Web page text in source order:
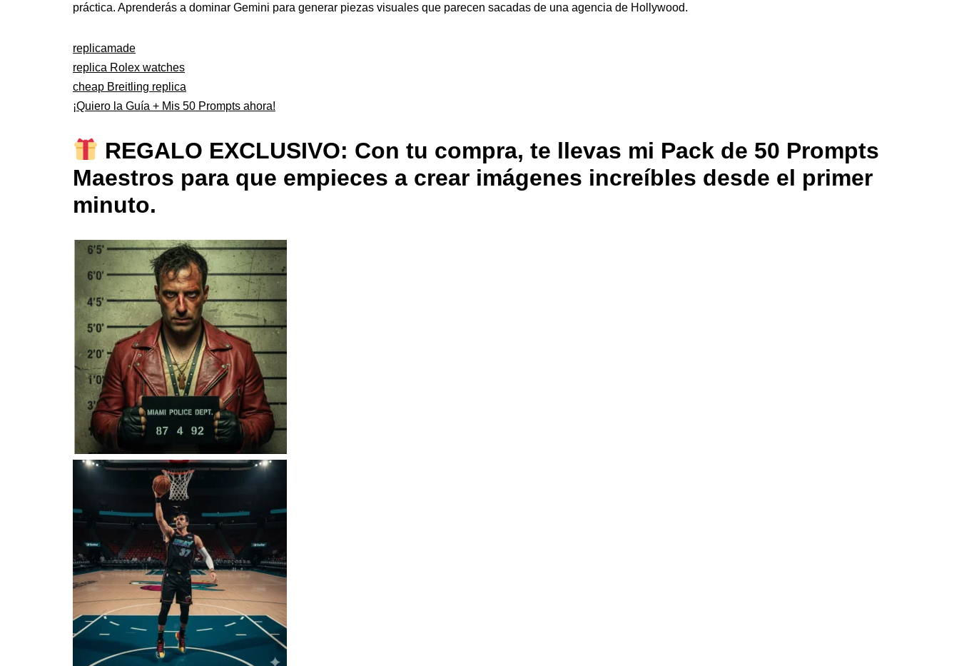
práctica. Aprenderás a dominar Gemini para generar piezas visuales que parecen sacadas de una agencia de Hollywood.
replicamade
replica Rolex watches
cheap Breitling replica
¡Quiero la Guía + Mis 50 Prompts ahora!
REGALO EXCLUSIVO: Con tu compra, te llevas mi Pack de 50 Prompts
Maestros para que empieces a crear imágenes increíbles desde el primer
minuto.